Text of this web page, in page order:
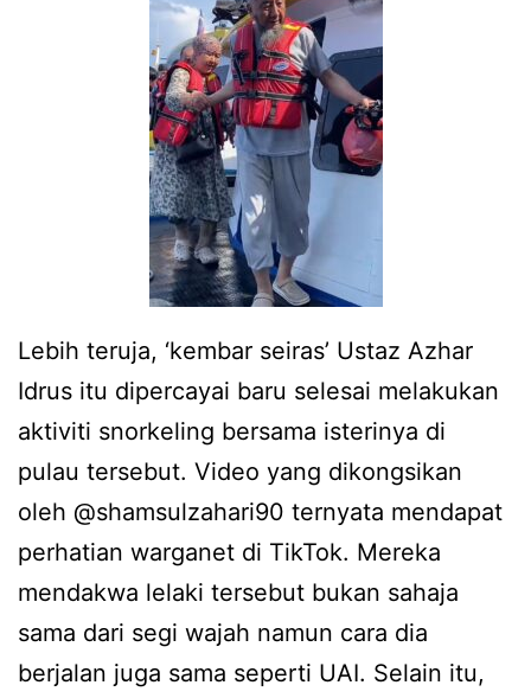
Lebih teruja, ‘kembar seiras’ Ustaz Azhar
Idrus itu dipercayai baru selesai melakukan
aktiviti snorkeling bersama isterinya di
pulau tersebut. Video yang dikongsikan
oleh @shamsulzahari90 ternyata mendapat
perhatian warganet di TikTok. Mereka
mendakwa lelaki tersebut bukan sahaja
sama dari segi wajah namun cara dia
berjalan juga sama seperti UAI. Selain itu,